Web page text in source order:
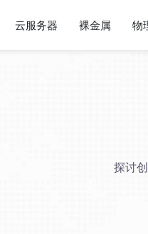
云服务器 裸金属 物
探讨